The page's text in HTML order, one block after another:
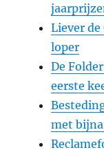
Liever de
loper
De
eerste
met